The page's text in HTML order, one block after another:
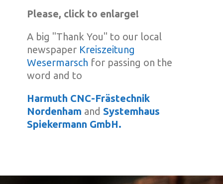
Please, click to enlarge!
A big "Thank You" to our local
newspaper Kreiszeitung
Wesermarsch for passing on the
word and to
Harmuth CNC-Frästechnik
Nordenham and Systemhaus
Spiekermann GmbH.